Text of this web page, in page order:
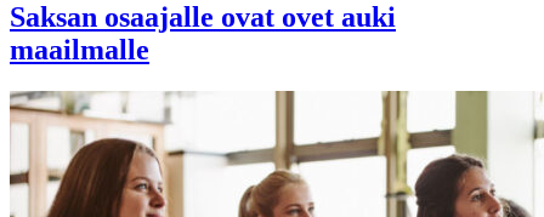
Saksan osaajalle ovat ovet auki
maailmalle